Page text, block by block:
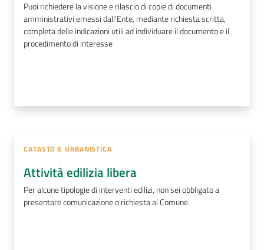
Puoi richiedere la visione e rilascio di copie di documenti
amministrativi emessi dall'Ente, mediante richiesta scritta,
completa delle indicazioni utili ad individuare il documento e il
procedimento di interesse
CATASTO E URBANISTICA
Attività edilizia libera
Per alcune tipologie di interventi edilizi, non sei obbligato a
presentare comunicazione o richiesta al Comune.